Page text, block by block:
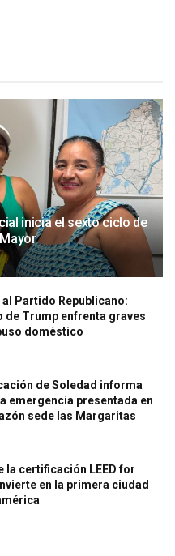
inicia el sexto ciclo de
Partido Republicano:
Trump enfrenta graves
doméstico
de Soledad informa
emergencia presentada en
sede las Margaritas
la certificación LEED for
en la primera ciudad